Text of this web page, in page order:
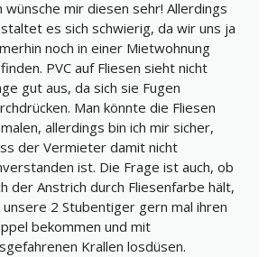
wünsche mir diesen sehr! Allerdings
es sich schwierig, da wir uns ja
noch in einer Mietwohnung
PVC auf Fliesen sieht nicht
gut aus, da sich sie Fugen
Man könnte die Fliesen
allerdings bin ich mir sicher,
der Vermieter damit nicht
ist. Die Frage ist auch, ob
der Anstrich durch Fliesenfarbe hält,
unsere 2 Stubentiger gern mal ihren
bekommen und mit
Krallen losdüsen.